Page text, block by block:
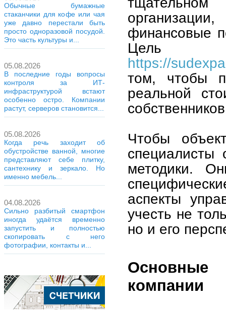
Обычные бумажные
стаканчики для кофе или чая
уже давно перестали быть
просто одноразовой посудой.
Это часть культуры и...
05.08.2026
В последние годы вопросы
контроля за ИТ-
инфраструктурой встают
особенно остро. Компании
растут, серверов становится...
05.08.2026
Когда речь заходит об
обустройстве ванной, многие
представляют себе плитку,
сантехнику и зеркало. Но
именно мебель...
04.08.2026
Сильно разбитый смартфон
иногда удаётся временно
запустить и полностью
скопировать с него
фотографии, контакты и...
финансовые
Цель
https://
том, чтобы
реальной
Чтобы
методики.
аспекты
учесть не
но и его
Основные
компании